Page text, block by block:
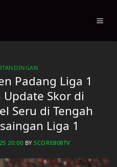
Padang Liga 1
Update Skor di
Seru di Tengah
Liga 1
20:00 BYSCORE808TV